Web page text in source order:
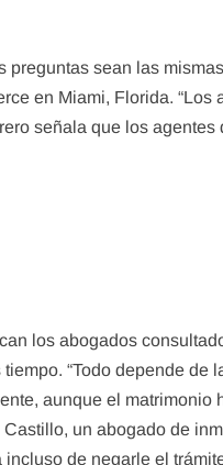
preguntas sean las
en Miami, Florida.
señala que los
los abogados
“Todo depende de
aunque el matrimonio
un abogado de
de negarle el